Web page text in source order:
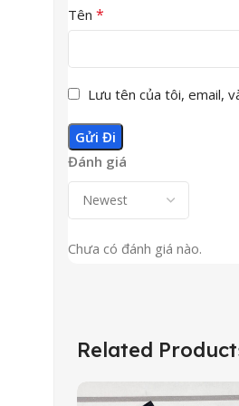
Đánh giá
Chưa có đánh giá nào.
Tên *
Lưu tên của tôi, email,
Related